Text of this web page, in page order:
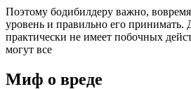
Поэтому бодибилдеру важно,
уровень и правильно его принимать.
практически не имеет побочных
могут все
Миф о вреде